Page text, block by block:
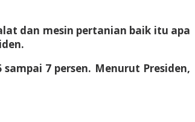
dan mesin pertanian baik itu apa
7 persen. Menurut Presiden,